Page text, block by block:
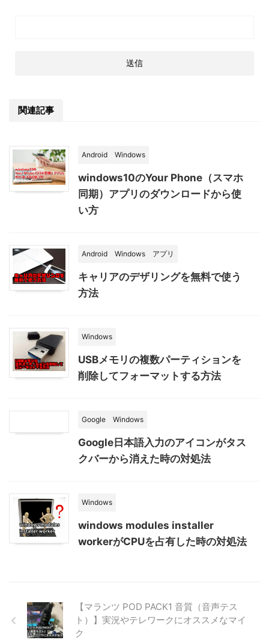
関連記事
Android Windows
windows10のYour Phone（スマホ
同期）アプリのダウンロードから使
い方
Android Windows アプリ
キャリアのデザリングを無料で使う
方法
Windows
USBメモリの複数パーティションを
削除してフォーマットする方法
Google Windows
Google日本語入力のアイコンがタス
クバーから消えた時の対処法
Windows
windows modules installer
workerがCPUを占有した時の対処法
【マランツ POD PACK1 音質（音声テス
ト）】実況やテレワークにオススメなマイ
ク